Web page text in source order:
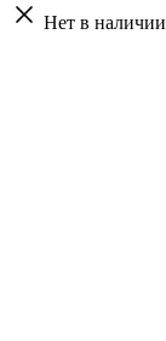
Нет в наличии